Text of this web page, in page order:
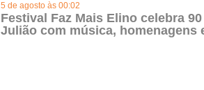
5 de agosto às 00:02
Festival Faz Mais Elino celebra
Julião com música, homenagens